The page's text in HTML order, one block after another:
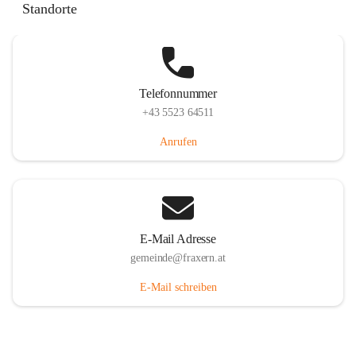
Standorte
Telefonnummer
+43 5523 64511
Anrufen
E-Mail Adresse
gemeinde@fraxern.at
E-Mail schreiben